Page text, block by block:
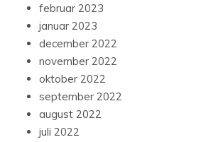
februar 2023
januar 2023
december 2022
november 2022
oktober 2022
september 2022
august 2022
juli 2022